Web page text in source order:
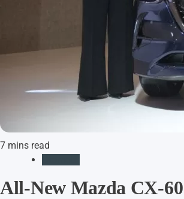
7 mins read
All-New Mazda CX-